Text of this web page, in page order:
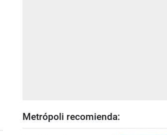
Metrópoli recomienda: